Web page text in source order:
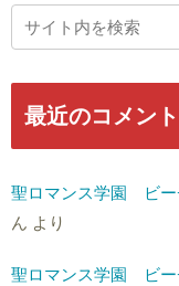
最近のコメント
聖ロマンス学園 ビー
ん より
聖ロマンス学園 ビー